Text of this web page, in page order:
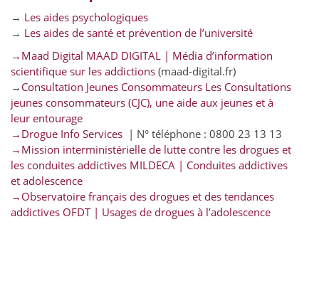
→ Les aides psychologiques
→ Les aides de santé et prévention de l’université
→Maad Digital MAAD DIGITAL | Média d’information
scientifique sur les addictions (maad-digital.fr)
→ Consultation Jeunes Consommateurs Les Consultations
jeunes consommateurs (CJC), une aide aux jeunes et à
leur entourage
→Drogue Info Services | N° téléphone : 0800 23 13 13
→Mission interministérielle de lutte contre les drogues et
les conduites addictives MILDECA | Conduites addictives
et adolescence
→Observatoire français des drogues et des tendances
addictives OFDT | Usages de drogues à l’adolescence